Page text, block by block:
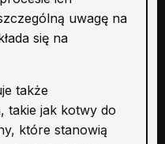
uwagę na
się na
także
takie jak kotwy do
które stanowią